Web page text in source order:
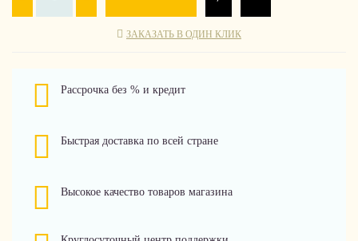
ЗАКАЗАТЬ В ОДИН КЛИК
Рассрочка без % и кредит
Быстрая доставка по всей стране
Высокое качество товаров магазина